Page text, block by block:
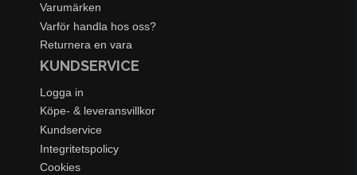
Varumärken
Varför handla hos oss?
Returnera en vara
KUNDSERVICE
Logga in
Köpe- & leveransvillkor
Kundservice
Integritetspolicy
Cookies